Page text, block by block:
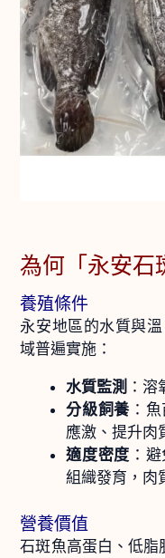
為何「永安石
養殖條件
永安地區的水質與
域普遍實施：
水質監測 ：
分級飼養：魚
應激、提升肉
適度密度 ：
組織發育，肉
營養價值
石斑魚高蛋白、低脂